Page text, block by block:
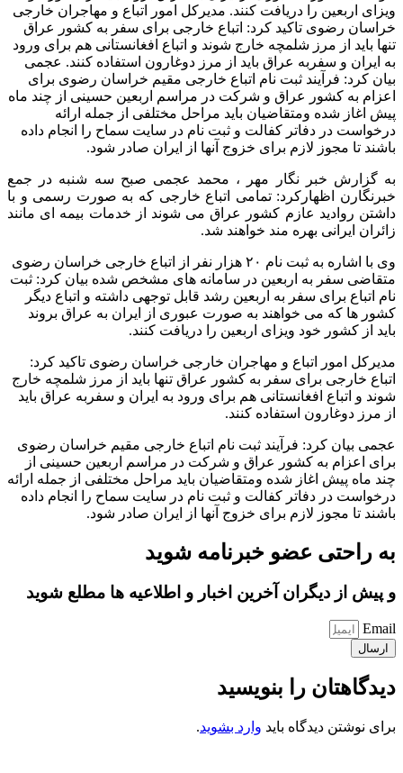
ویزای اربعین را دریافت کنند. مدیرکل امور اتباع و مهاجران خارجی
خراسان رضوی تاکید کرد: اتباع خارجی برای سفر به کشور عراق
تنها باید از مرز شلمچه خارج شوند و اتباع افغانستانی هم برای ورود
به ایران و سفربه عراق باید از مرز دوغارون استفاده کنند. عجمی
بیان کرد: فرآیند ثبت نام اتباع خارجی مقیم خراسان رضوی برای
اعزام به کشور عراق و شرکت در مراسم اربعین حسینی از چند ماه
پیش اغاز شده ومتقاضیان باید مراحل مختلفی از جمله ارائه
درخواست در دفاتر کفالت و ثبت نام در سایت سماح را انجام داده
باشند تا مجوز لازم برای خزوج آنها از ایران صادر شود.
به گزارش خبر نگار مهر ، محمد عجمی صبح سه شنبه در جمع
خبرنگارن اظهارکرد: تمامی اتباع خارجی که به صورت رسمی و با
داشتن روادید عازم کشور عراق می شوند از خدمات بیمه ای مانند
زائران ایرانی بهره مند خواهند شد.
وی با اشاره به ثبت نام ۲۰ هزار نفر از اتباع خارجی خراسان رضوی
متقاضی سفر به اربعین در سامانه های مشخص شده بیان کرد: ثبت
نام اتباع برای سفر به اربعین رشد قابل توجهی داشته و اتباع دیگر
کشور ها که می خواهند به صورت عبوری از ایران به عراق بروند
باید از کشور خود ویزای اربعین را دریافت کنند.
مدیرکل امور اتباع و مهاجران خارجی خراسان رضوی تاکید کرد:
اتباع خارجی برای سفر به کشور عراق تنها باید از مرز شلمچه خارج
شوند و اتباع افغانستانی هم برای ورود به ایران و سفربه عراق باید
از مرز دوغارون استفاده کنند.
عجمی بیان کرد: فرآیند ثبت نام اتباع خارجی مقیم خراسان رضوی
برای اعزام به کشور عراق و شرکت در مراسم اربعین حسینی از
چند ماه پیش اغاز شده ومتقاضیان باید مراحل مختلفی از جمله ارائه
درخواست در دفاتر کفالت و ثبت نام در سایت سماح را انجام داده
باشند تا مجوز لازم برای خزوج آنها از ایران صادر شود.
به راحتی عضو خبرنامه شوید
و پیش از دیگران آخرین اخبار و اطلاعیه ها مطلع شوید
Email
ارسال
دیدگاهتان را بنویسید
برای نوشتن دیدگاه باید وارد بشوید.